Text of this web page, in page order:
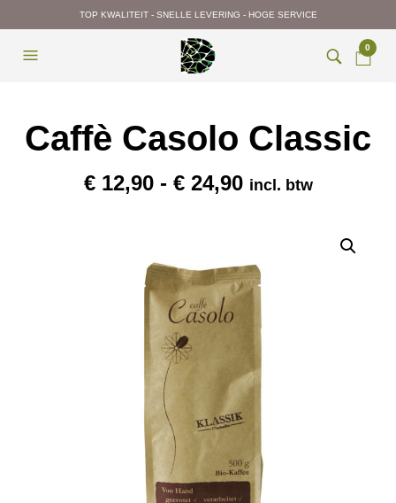
TOP KWALITEIT - SNELLE LEVERING - HOGE SERVICE
0
Caffè Casolo Classic
€12,90 - €24,90Prijsklasse:
incl. btw